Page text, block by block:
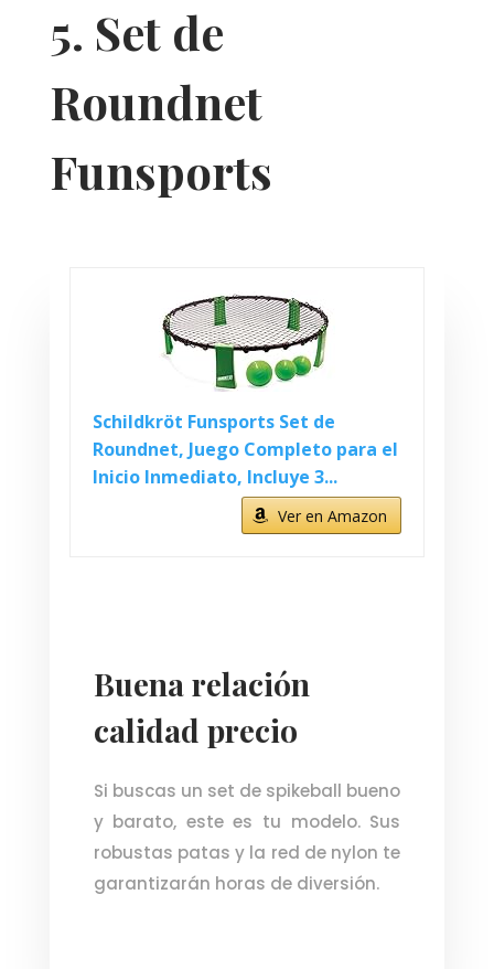
5. Set de
Roundnet
Funsports
Schildkröt Funsports Set de
Roundnet, Juego Completo para el
Inicio Inmediato, Incluye 3...
Ver en Amazon
Buena relación
calidad precio
Si buscas un set de spikeball bueno
y barato, este es tu modelo. Sus
robustas patas y la red de nylon te
garantizarán horas de diversión.